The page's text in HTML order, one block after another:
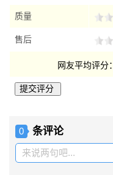
质量
售后
网友平均评分：
0 条评论
来说两句吧...